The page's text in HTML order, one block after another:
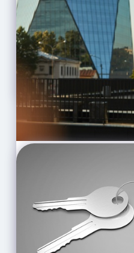
obrovská
všechny
nemovitostí
CELÝ ČLÁNEK
hypotéky a s
ročně
CELÝ ČLÁNEK